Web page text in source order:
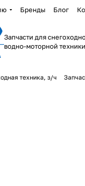
Бренды Блог
Запчасти для
водно-моторной
техника, з/ч